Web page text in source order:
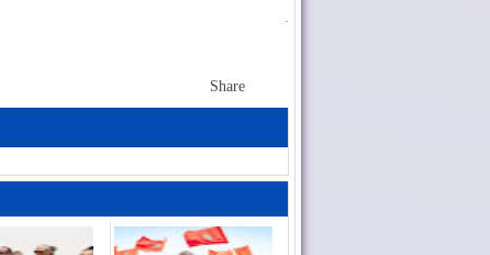
.
Share